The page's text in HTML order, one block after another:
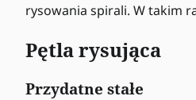
rysowania spirali. W takim
Pętla rysująca
Przydatne stałe